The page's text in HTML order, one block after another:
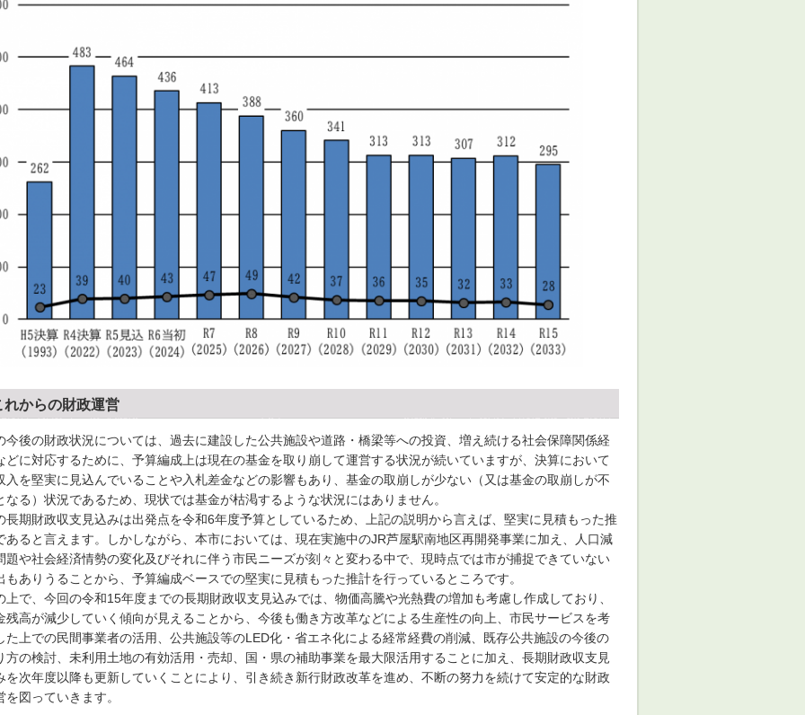
れからの財政運営
今後の財政状況については、過去に建設した公共施設や道路・橋梁等への投資、増え続ける社会保障関係経
どに対応するために、予算編成上は現在の基金を取り崩して運営する状況が続いていますが、決算において
入を堅実に見込んでいることや入札差金などの影響もあり、基金の取崩しが少ない（又は基金の取崩しが不
なる）状況であるため、現状では基金が枯渇するような状況にはありません。
長期財政収支見込みは出発点を令和6年度予算としているため、上記の説明から言えば、堅実に見積もった推
あると言えます。しかしながら、本市においては、現在実施中のJR芦屋駅南地区再開発事業に加え、人口減
題や社会経済情勢の変化及びそれに伴う市民ニーズが刻々と変わる中で、現時点では市が捕捉できていない
もありうることから、予算編成ベースでの堅実に見積もった推計を行っているところです。
上で、今回の令和15年度までの長期財政収支見込みでは、物価高騰や光熱費の増加も考慮し作成しており、
残高が減少していく傾向が見えることから、今後も働き方改革などによる生産性の向上、市民サービスを考
た上での民間事業者の活用、公共施設等のLED化・省エネ化による経常経費の削減、既存公共施設の今後の
方の検討、未利用土地の有効活用・売却、国・県の補助事業を最大限活用することに加え、長期財政収支見
を次年度以降も更新していくことにより、引き続き新行財政改革を進め、不断の努力を続けて安定的な財政
を図っていきます。